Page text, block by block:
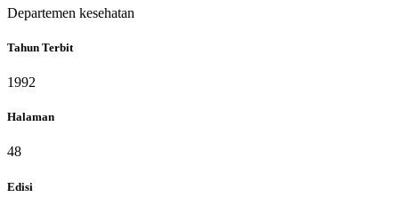
Departemen kesehatan
Tahun Terbit
1992
Halaman
48
Edisi